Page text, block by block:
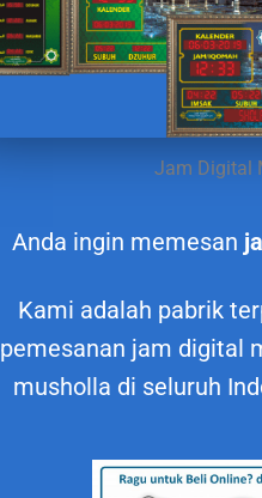
Jam Digital
Anda ingin memesan
Kami adalah pabrik
pemesanan jam digital
musholla di seluruh